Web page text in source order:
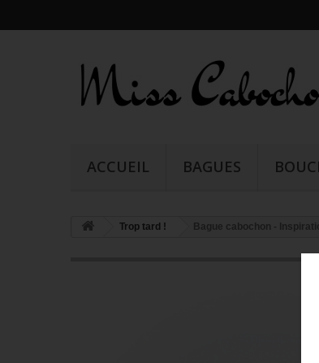
ACCUEIL BAGUES
Trop tard ! Bague cabochon -